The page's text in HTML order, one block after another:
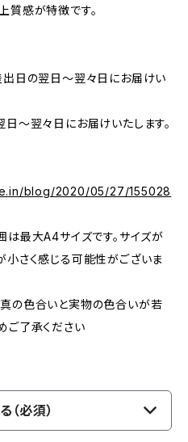
質感が特徴です。
出日の翌日〜翌々日にお届けい
日〜翌々日にお届けいたします。
blog/2020/05/27/155028
最大A4サイズです。サイズが
小さく感じる可能性がございま
の色合いと実物の色合いが若
ご了承ください
（必須）